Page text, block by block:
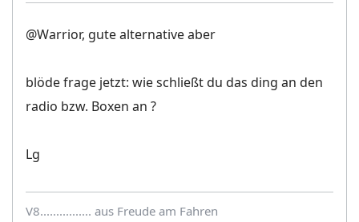
@Warrior, gute alternative aber
blöde frage jetzt: wie schließt du das ding an den
radio bzw. Boxen an ?
Lg
V8................ aus Freude am Fahren